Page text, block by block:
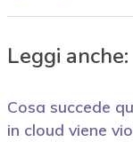
Leggi anche:
Cosa succede
in cloud viene